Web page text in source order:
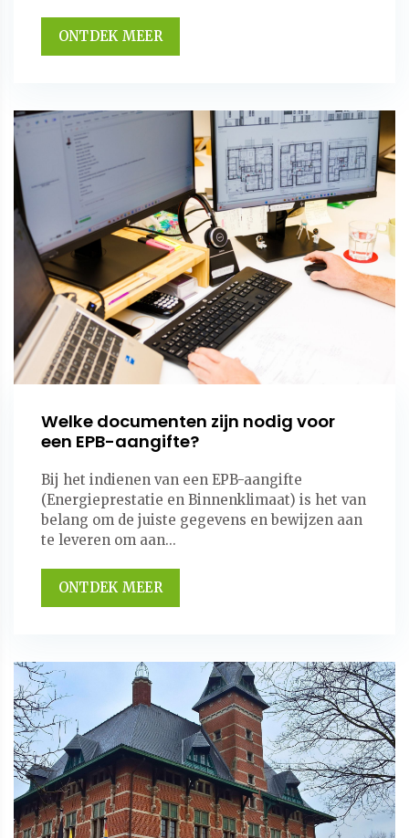
ONTDEK MEER
Welke documenten zijn nodig voor
een EPB-aangifte?
Bij het indienen van een EPB-aangifte
(Energieprestatie en Binnenklimaat) is het van
belang om de juiste gegevens en bewijzen aan
te leveren om aan...
ONTDEK MEER